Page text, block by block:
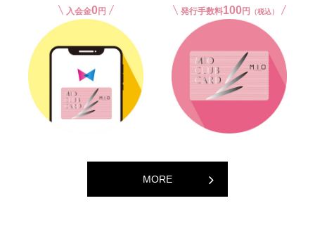
入会金0円 発行手数料100円 （税込）
MORE